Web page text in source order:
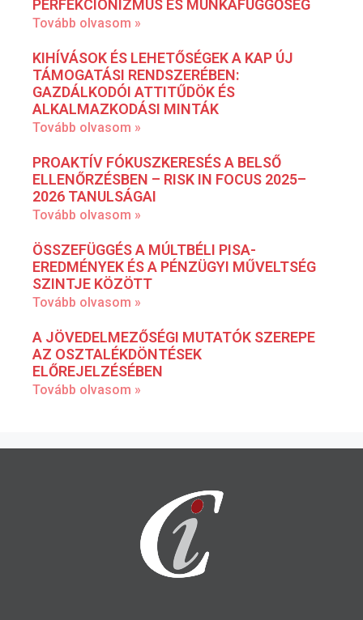
PERFEKCIONIZMUS ÉS MUNKAFÜGGŐSÉG
Tovább olvasom »
KIHÍVÁSOK ÉS LEHETŐSÉGEK A KAP ÚJ
TÁMOGATÁSI RENDSZERÉBEN:
GAZDÁLKODÓI ATTITŰDÖK ÉS
ALKALMAZKODÁSI MINTÁK
Tovább olvasom »
PROAKTÍV FÓKUSZKERESÉS A BELSŐ
ELLENŐRZÉSBEN – RISK IN FOCUS 2025–
2026 TANULSÁGAI
Tovább olvasom »
ÖSSZEFÜGGÉS A MÚLTBÉLI PISA-
EREDMÉNYEK ÉS A PÉNZÜGYI MŰVELTSÉG
SZINTJE KÖZÖTT
Tovább olvasom »
A JÖVEDELMEZŐSÉGI MUTATÓK SZEREPE
AZ OSZTALÉKDÖNTÉSEK
ELŐREJELZÉSÉBEN
Tovább olvasom »